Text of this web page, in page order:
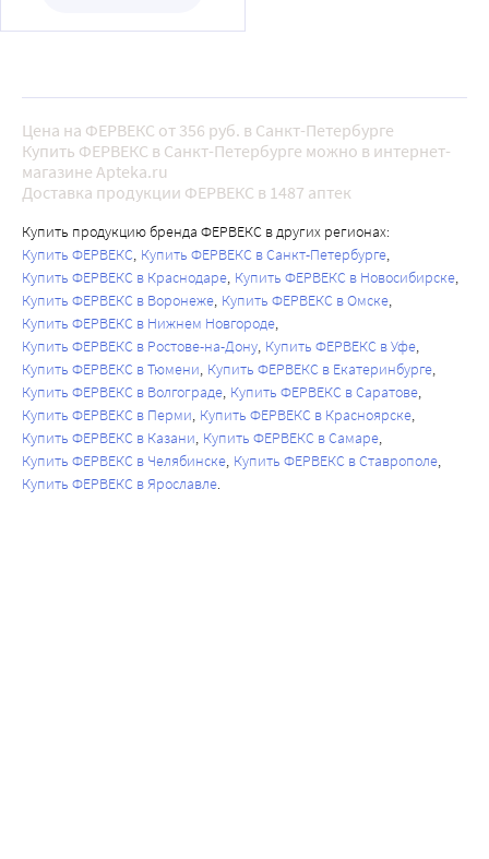
Цена на ФЕРВЕКС от 356 руб. в Санкт-Петербурге
Купить ФЕРВЕКС в Санкт-Петербурге можно в интернет-
магазине Apteka.ru
Доставка продукции ФЕРВЕКС в 1487 аптек
Купить продукцию бренда ФЕРВЕКС в других регионах:
Купить ФЕРВЕКС Купить ФЕРВЕКС в Санкт-Петербурге
Купить ФЕРВЕКС в Краснодаре Купить ФЕРВЕКС в Новосибирске
Купить ФЕРВЕКС в Воронеже Купить ФЕРВЕКС в Омске
Купить ФЕРВЕКС в Нижнем Новгороде
Купить ФЕРВЕКС в Ростове-на-Дону Купить ФЕРВЕКС в Уфе
Купить ФЕРВЕКС в Тюмени Купить ФЕРВЕКС в Екатеринбурге
Купить ФЕРВЕКС в Волгограде Купить ФЕРВЕКС в Саратове
Купить ФЕРВЕКС в Перми Купить ФЕРВЕКС в Красноярске
Купить ФЕРВЕКС в Казани Купить ФЕРВЕКС в Самаре
Купить ФЕРВЕКС в Челябинске Купить ФЕРВЕКС в Ставрополе
Купить ФЕРВЕКС в Ярославле